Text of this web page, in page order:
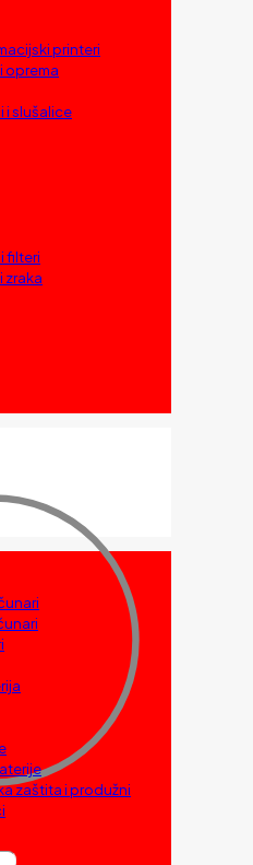
printeri
oprema
i slušalice
filteri
zraka
zaštita i produžni